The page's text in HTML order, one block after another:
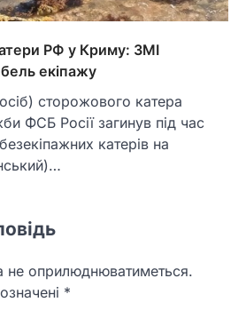
РФ у Криму: ЗМІ
екіпажу
сторожового катера
ФСБ Росії загинув під час
катерів на
не оприлюднюватиметься.
*